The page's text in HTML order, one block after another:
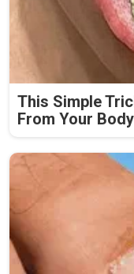
This Simple
From Your